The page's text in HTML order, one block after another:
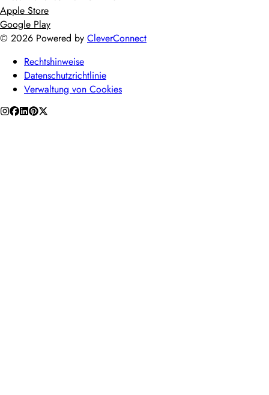
Apple Store
Google Play
© 2026 Powered by CleverConnect
Rechtshinweise
Datenschutzrichtlinie
Verwaltung von Cookies